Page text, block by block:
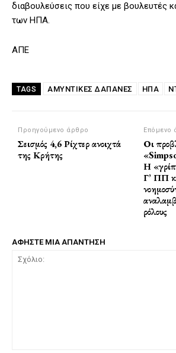
διαβουλεύσεις που είχε με βουλευτές
των ΗΠΑ.
ΑΠΕ
TAGS ΑΜΥΝΤΙΚΈΣ ΔΑΠΆΝΕΣ ΗΠΑ
Προηγούμενο άρθρο
Σεισμός 4,6 Ρίχτερ ανοιχτά
της Κρήτης
Επόμενο
Οι
Η
Γ’ ΠΠ
ρόλους
ΑΦΗΣΤΕ ΜΙΑ ΑΠΑΝΤΗΣΗ